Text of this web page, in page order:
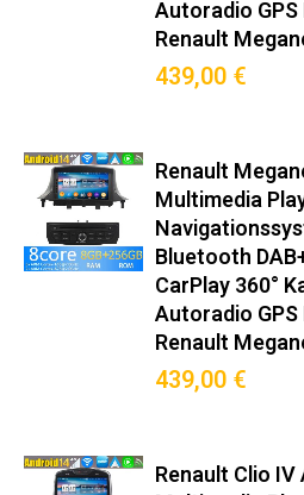
Autoradio GPS
Renault
439,00 €
Renault
Multimedia
Bluetooth
CarPlay 360°
Autoradio GPS
Renault
439,00 €
Renault Clio